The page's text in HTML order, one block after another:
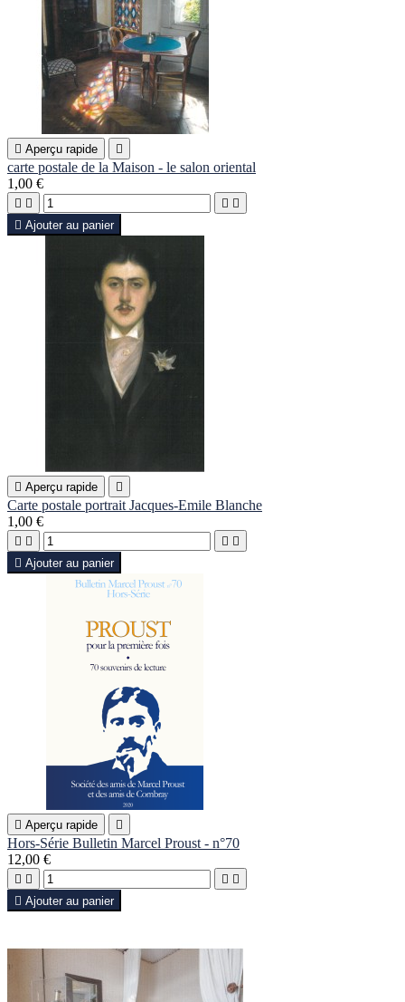
 Aperçu rapide 
carte postale de la Maison - le salon oriental
1,00 €
   
 Ajouter au panier
 Aperçu rapide 
Carte postale portrait Jacques-Emile Blanche
1,00 €
   
 Ajouter au panier
 Aperçu rapide 
Hors-Série Bulletin Marcel Proust - n°70
12,00 €
   
 Ajouter au panier